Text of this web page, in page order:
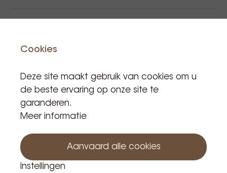
Gerelateerde producten
Cookies
Deze site maakt gebruik van cookies om u
de beste ervaring op onze site te
garanderen.
Meer informatie
Aanvaard alle cookies
Instellingen